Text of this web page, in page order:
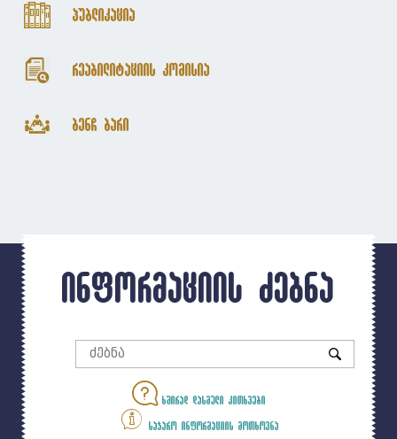
პუბლიკაცია
რეაბილიტაციის კომისია
ბენჩ ბარი
ინფორმაციის ძებნა
ხშირად დასმული კითხვები
საჯარო ინფორმაციის მოთხოვნა